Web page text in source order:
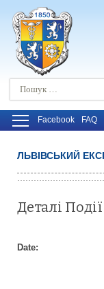
Facebook FAQ
ЛЬВІВСЬКИЙ
Деталі Події
Date: